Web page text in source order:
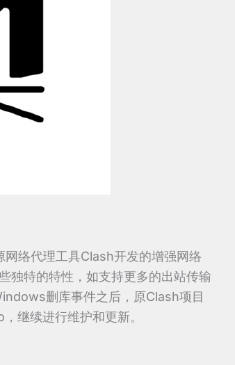
络代理工具Clash开发的增强网络
独特的特性，如支持更多的出站传输
删库事件之后，原Clash项目
继续进行维护和更新。